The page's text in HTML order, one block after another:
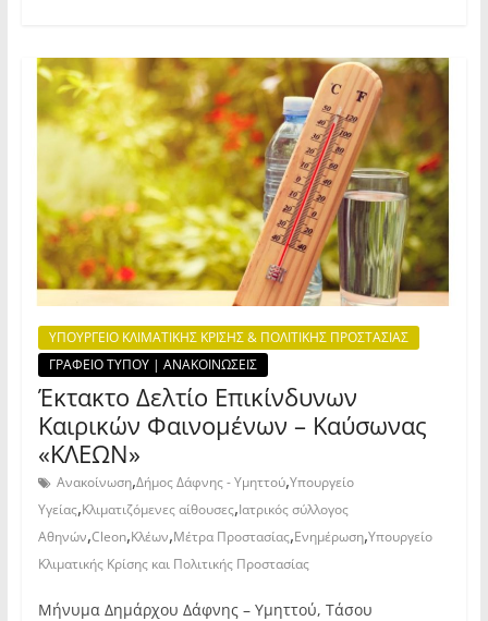
ΥΠΟΥΡΓΕΙΟ ΚΛΙΜΑΤΙΚΗΣ ΚΡΙΣΗΣ & ΠΟΛΙΤΙΚΗΣ ΠΡΟΣΤΑΣΙΑΣ
ΓΡΑΦΕΙΟ ΤΥΠΟΥ | ΑΝΑΚΟΙΝΩΣΕΙΣ
Έκτακτο Δελτίο Επικίνδυνων
Καιρικών Φαινομένων – Καύσωνας
«ΚΛΕΩΝ»
Ανακοίνωση,Δήμος Δάφνης - Υμηττού,Υπουργείο
Υγείας,Κλιματιζόμενες αίθουσες,Ιατρικός σύλλογος
Αθηνών,Cleon,Κλέων,Μέτρα Προστασίας,Ενημέρωση,Υπουργείο
Κλιματικής Κρίσης και Πολιτικής Προστασίας
Μήνυμα Δημάρχου Δάφνης – Υμηττού, Τάσου